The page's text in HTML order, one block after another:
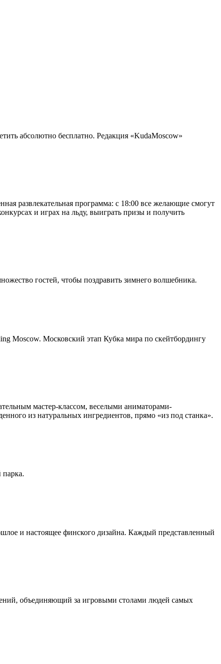
абсолютно бесплатно. Редакция «KudaMoscow»
развлекательная программа: с 18:00 все желающие смогут
и играх на льду, выиграть призы и получить
гостей, чтобы поздравить зимнего волшебника.
Moscow. Московский этап Кубка мира по скейтбордингу
мастер-классом, веселыми аниматорами-
из натуральных ингредиентов, прямо «из под станка».
парка.
и настоящее финского дизайна. Каждый представленный
объединяющий за игровыми столами людей самых